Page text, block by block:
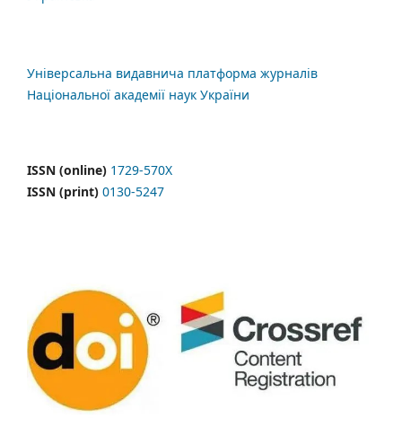
Універсальна видавнича платформа журналів
Національної академії наук України
ISSN (online) 1729-570X
ISSN (print) 0130-5247